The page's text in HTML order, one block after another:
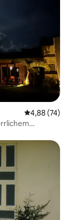
4,88 (74)